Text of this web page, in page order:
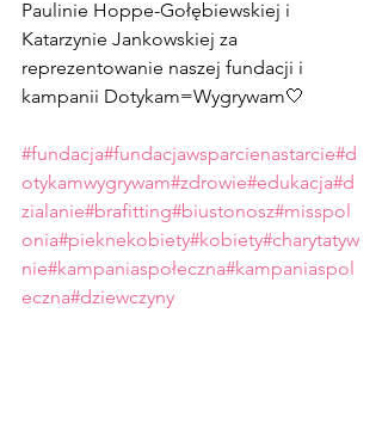
Paulinie Hoppe-Gołębiewskiej i
Katarzynie Jankowskiej za
reprezentowanie naszej fundacji i
kampanii Dotykam=Wygrywam🤍
#fundacja#fundacjawsparcienastarcie#d
otykamwygrywam#zdrowie#edukacja#d
zialanie#brafitting#biustonosz#misspol
onia#pieknekobiety#kobiety#charytatyw
nie#kampaniaspołeczna#kampaniaspol
eczna#dziewczyny